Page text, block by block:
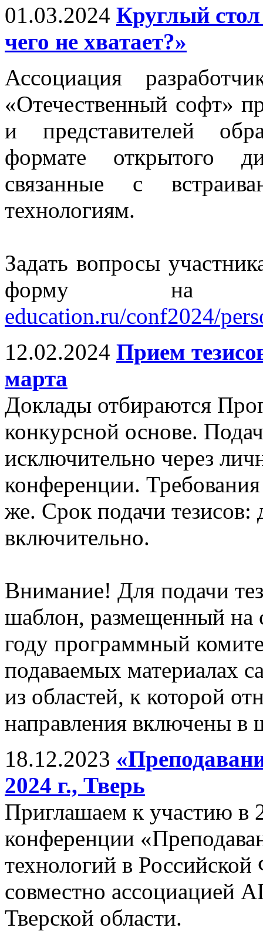
01.03.2024 Круглый стол
чего не хватает?»
Ассоциация
«Отечественный софт»
и представителей
формате открытого
связанные с
технологиям.
Задать вопросы
форму на
education.ru/conf2024/
12.02.2024 Прием
марта
Доклады отбираются
конкурсной основе.
исключительно через
конференции.
же. Срок подачи тезисов:
включительно.
Внимание! Для подачи
шаблон, размещенный на
году программный
подаваемых материалах
из областей, к которой
направления включены в
18.12.2023
2024 г., Тверь
Приглашаем к участию в
конференции
технологий в
совместно ассоциацией
Тверской области.